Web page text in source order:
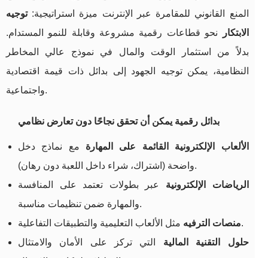
المنع القانوني للمقامرة عبر الإنترنت ميزة استراتيجية:توجيه
الابتكار
نحو قطاعات رقمية مشروعة وقابلة للنمو المستدام.
بدلاً من استثمار الوقت والمال في نموذج عالي المخاطر
النظامية، يمكن توجيه الجهود إلى بدائل ذات قيمة اقتصادية
واجتماعية.
بدائل رقمية يمكن أن تحقق نجاحًا دون تعارض نظامي
الألعاب الإلكترونية القائمة على المهارة مع نماذج دخل
واضحة (اشتراك، شراء داخل اللعبة دون رهان).
الرياضات الإلكترونية عبر بطولات تعتمد على المنافسة
والمهارة ضمن تنظيمات مناسبة.
منصات الترفيهمثل الألعاب التعليمية والتطبيقات التفاعلية.
حلول التقنية المالية التي تركز على الأمان والامتثال